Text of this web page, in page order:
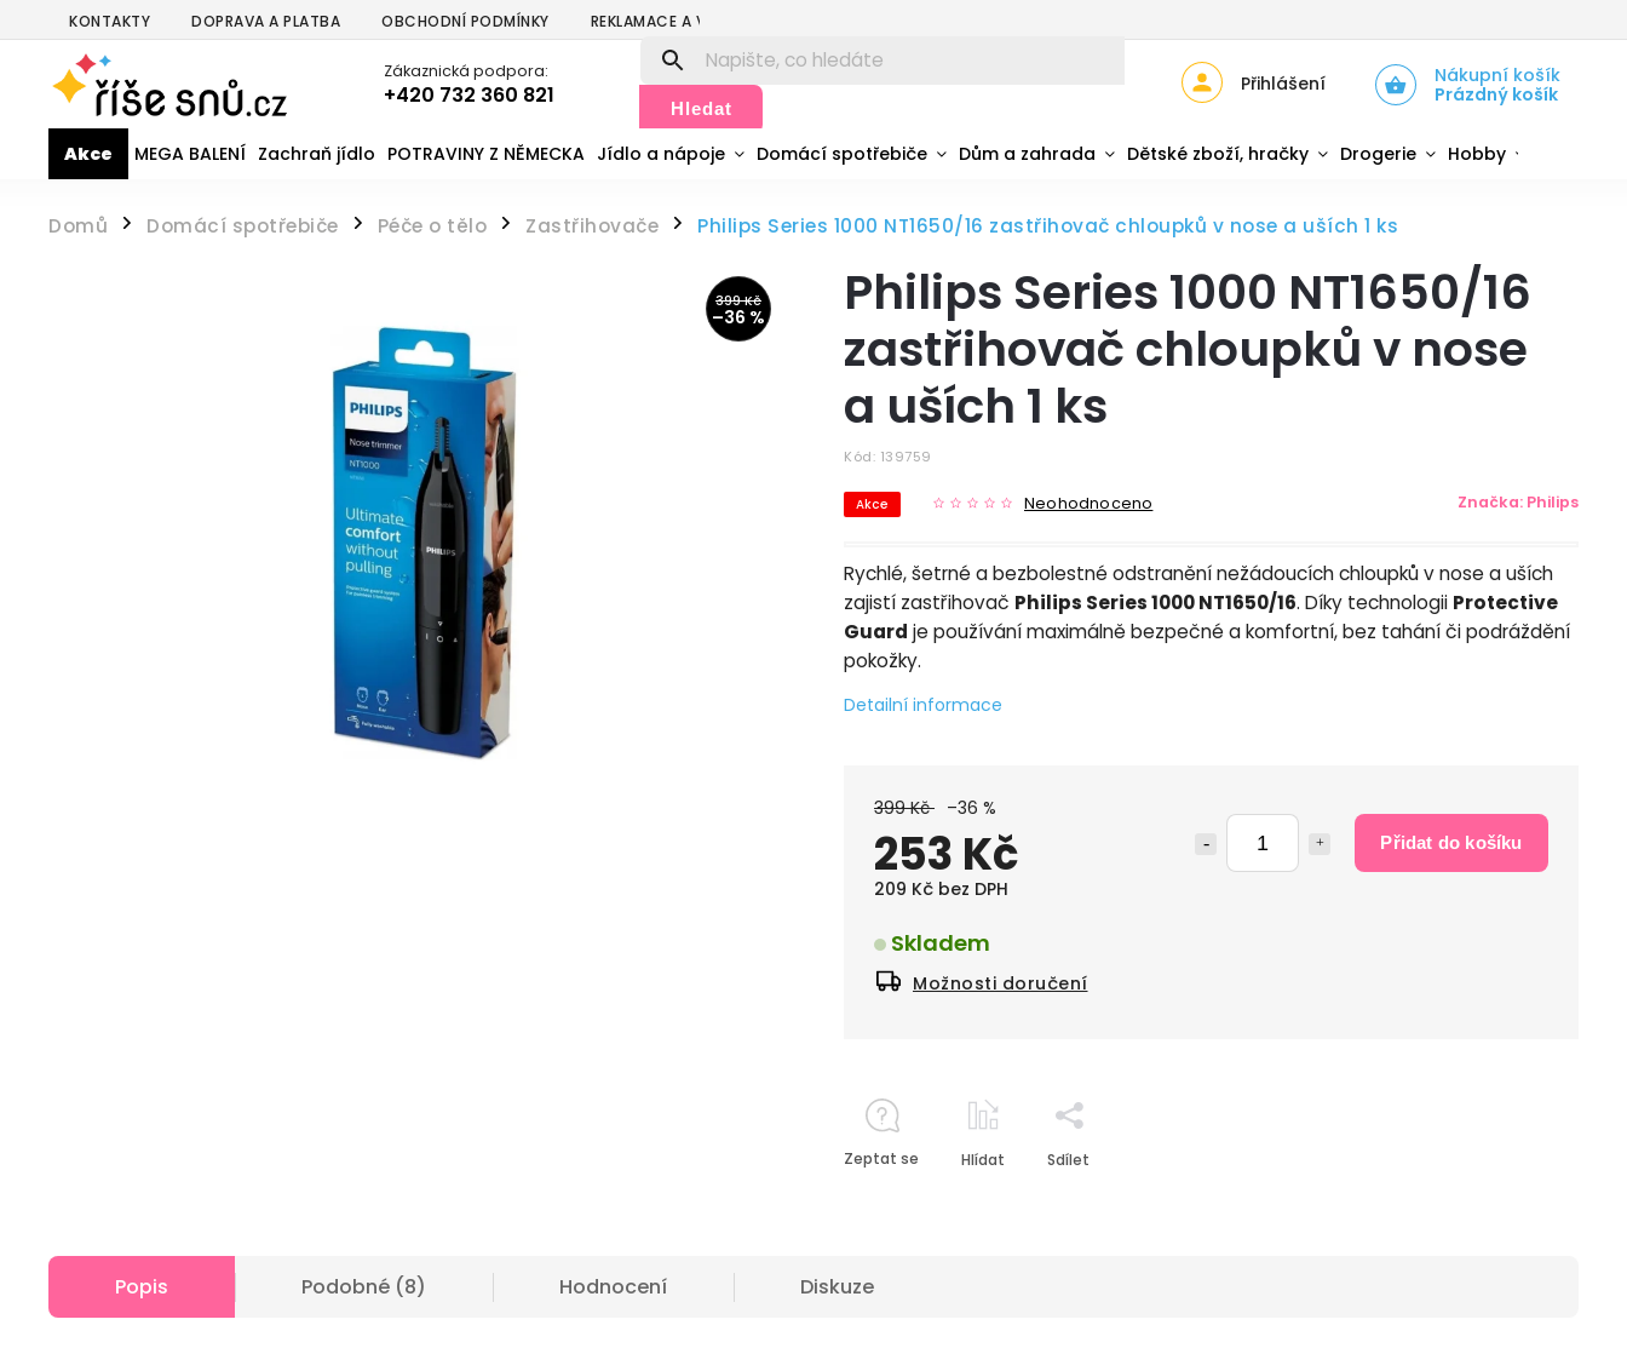
KONTAKTY DOPRAVA A PLATBA OBCHODNÍ PODMÍNKY REKLAMACE A VRÁCENÍ
Zákaznická podpora:
+420 732 360 821 Hledat
Nákupní košík
Prázdný košík
Přihlášení
Akce MEGA BALENÍ Zachraň jídlo POTRAVINY Z NĚMECKA Jídlo a nápoje Domácí spotřebiče Dům a zahrada Dětské zboží, hračky Drogerie Hobby
Domů / Domácí spotřebiče / Péče o tělo / Zastřihovače / Philips Series 1000 NT1650/16 zastřihovač chloupků v nose a uších 1 ks
399 Kč
–36 %
399 Kč –36 %
253 Kč
209 Kč bez DPH
Přidat do košíku
Skladem
Možnosti doručení
Philips Series 1000 NT1650/16
zastřihovač chloupků v nose
a uších 1 ks
Kód: 139759
Akce Neohodnoceno Značka: Philips
Rychlé, šetrné a bezbolestné odstranění nežádoucích chloupků v nose a uších
zajistí zastřihovač Philips Series 1000 NT1650/16. Díky technologii Protective
Guard je používání maximálně bezpečné a komfortní, bez tahání či podráždění
pokožky.
Detailní informace
Zeptat se Hlídat Sdílet
Popis Podobné (8) Hodnocení Diskuze